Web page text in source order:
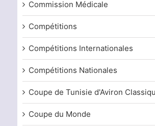
Commission Médicale
Compétitions
Compétitions Internationales
Compétitions Nationales
Coupe de Tunisie d'Aviron
Coupe du Monde